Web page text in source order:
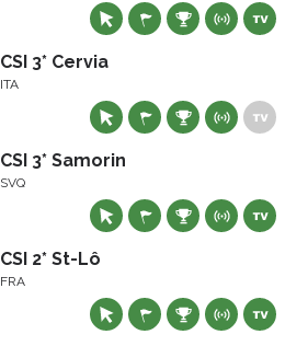
CSI 3* Cervia
ITA
CSI 3* Samorin
SVQ
CSI 2* St-Lô
FRA